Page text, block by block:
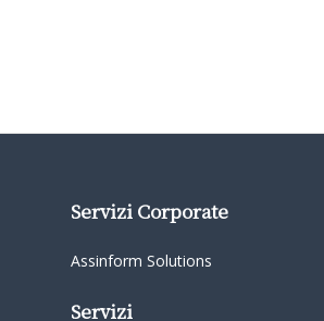
Servizi Corporate
Assinform Solutions
Servizi